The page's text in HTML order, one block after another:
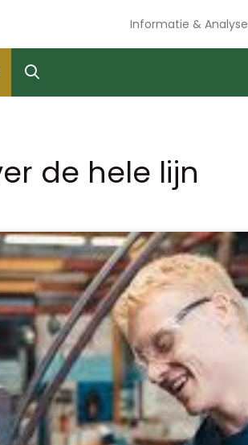
Informatie & Analyse
de hele lijn